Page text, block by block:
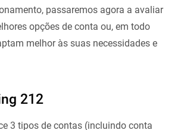
passaremos agora a avaliar
opções de conta ou, em todo
melhor às suas necessidades e
212
3 tipos de contas (incluindo conta